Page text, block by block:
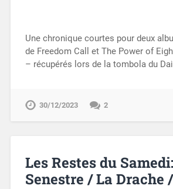
Une chronique courtes pour deux
de Freedom Call et The Power of
– récupérés lors de la tombola du
30/12/2023 2
Les Restes du
Senestre / La Drache